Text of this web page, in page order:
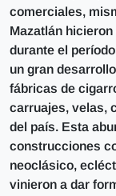
comerciales,
Mazatlán
durante el
un gran
fábricas de
carruajes, velas,
del país. Esta
construcciones
neoclásico,
vinieron a dar